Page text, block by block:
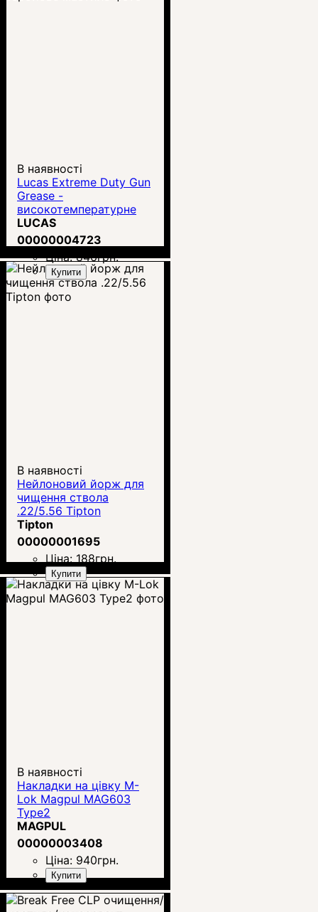
В наявності
Lucas Extreme Duty Gun
Grease -
високотемпературне
збройове мастило
LUCAS
00000004723
Ціна:846грн.
Купити
В наявності
Нейлоновий йорж для
чищення ствола
.22/5.56 Tipton
Tipton
00000001695
Ціна: 188грн.
Купити
В наявності
Накладки на цівку M-
Lok Magpul MAG603
Type2
MAGPUL
00000003408
Ціна: 940грн.
Купити